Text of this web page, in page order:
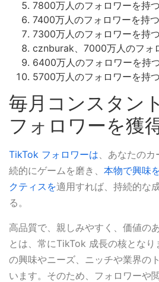
7800万人のフォロワーを持
7400万人のフォロワーを持
7300万人のフォロワーを持
cznburak、7000万人のフォ
6400万人のフォロワーを持
5700万人のフォロワーを持
毎月コンスタン
フォロワーを獲
TikTok フォロワーは、あなたの
続的にゲームを磨き、 本物で興味
クティスを適用すれば、持続的な
る。
高品質で、親しみやすく、価値の
とは、常にTikTok 成長の核とな
の興味やニーズ、ニッチや業界の
います。そのため、フォロワーや